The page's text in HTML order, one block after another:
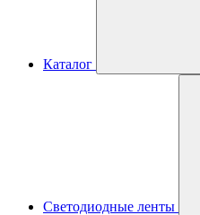
Каталог
Светодиодные ленты